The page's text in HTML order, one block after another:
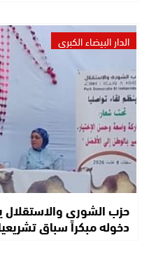
الدار البيضاء الكبرى
حزب الشورى والاستقلال
دخوله مبكراً سباق